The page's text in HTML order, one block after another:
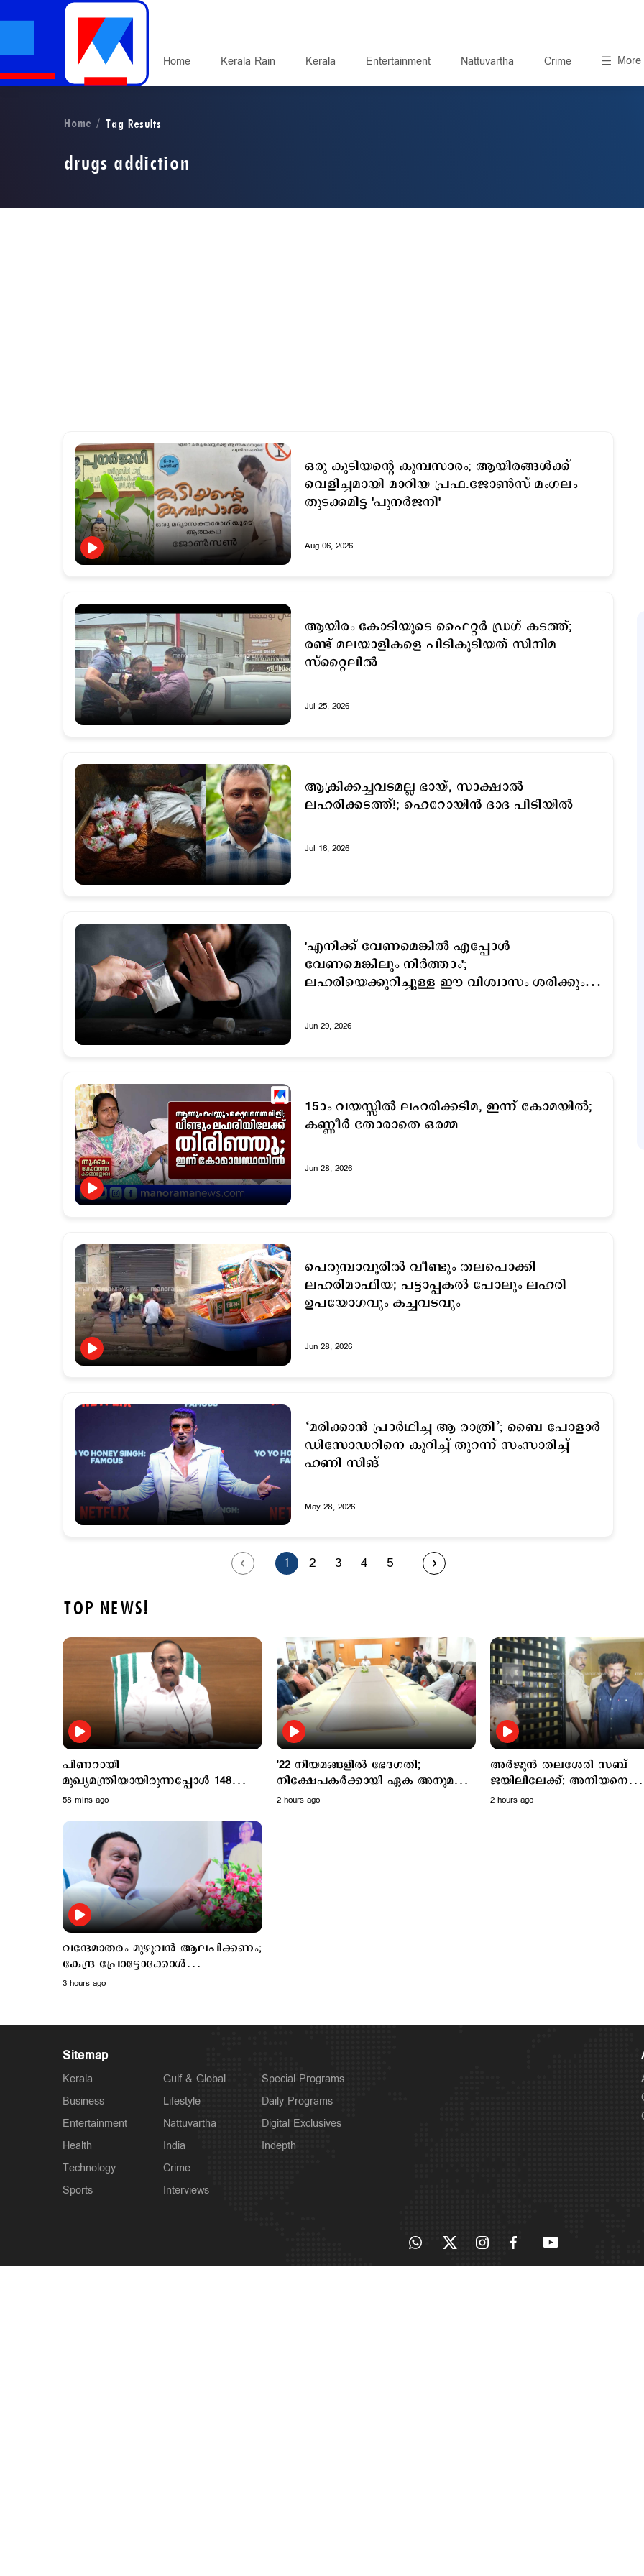
Home Kerala Rain Kerala Entertainment Nattuvartha Crime More
Home Tag Results
drugs addiction
ഒരു കുടിയന്‍റെ കുമ്പസാരം; ആയിരങ്ങള്‍ക്ക്
വെളിച്ചമായി മാറിയ പ്രഫ.ജോൺസ് മംഗലം
തുടക്കമിട്ട 'പുനര്‍ജനി'
Aug 06, 2026
ആയിരം കോടിയുടെ ഫൈറ്റർ ഡ്രഗ് കടത്ത്;
രണ്ട് മലയാളികളെ പിടികൂടിയത് സിനിമ
സ്റ്റൈലിൽ
Jul 25, 2026
ആക്രിക്കച്ചവടമല്ല ഭായ്, സാക്ഷാല്‍
ലഹരിക്കടത്ത്!; ഹെറോയിൻ ദാദ പിടിയില്‍
Jul 16, 2026
'എനിക്ക് വേണമെങ്കിൽ എപ്പോൾ
വേണമെങ്കിലും നിർത്താം';
ലഹരിയെക്കുറിച്ചുള്ള ഈ വിശ്വാസം ശരിക്കും
Jun 29, 2026
15ാം വയസ്സിൽ ലഹരിക്കടിമ, ഇന്ന് കോമയില്‍;
കണ്ണീര്‍ തോരാതെ ഒരമ്മ
Jun 28, 2026
പെരുമ്പാവൂരില്‍ വീണ്ടും തലപൊക്കി
ലഹരിമാഫിയ; പട്ടാപ്പകല്‍ പോലും ലഹരി
ഉപയോഗവും കച്ചവടവും
Jun 28, 2026
‘മരിക്കാന്‍ പ്രാര്‍ഥിച്ച ആ രാത്രി’; ബൈ പോളാര്‍
ഡിസോഡറിനെ കുറിച്ച് തുറന്ന് സംസാരിച്ച്
ഹണി സിങ്
May 28, 2026
1 2 3 4 5
TOP NEWS!
പിണറായി
മുഖ്യമന്ത്രിയായിരുന്നപ്പോൾ 148
പേരെ കടലിൽ കാണാതായി;
വി.ഡി
58 mins ago
'22 നിയമങ്ങളില്‍ ഭേദഗതി;
നിക്ഷേപകര്‍ക്കായി ഏക അനുമതി'
പ്രഖ്യാപനവുമായി മുഖ്യമന്ത്രി
2 hours ago
അര്‍ജുന്‍ തലശേരി സബ്
ജയിലിലേക്ക്; അനിയനെ
ജാമ്യത്തിലിറക്കാൻ
2 hours ago
വന്ദേമാതരം മുഴുവന്‍ ആലപിക്കണം;
കേന്ദ്ര പ്രോട്ടോക്കോള്‍
അനുസരിക്കില്ലെന്ന് കെ.മുരളീധരന്‍
3 hours ago
Sitemap
Kerala
Business
Entertainment
Health
Technology
Sports
Gulf & Global
Lifestyle
Nattuvartha
India
Crime
Interviews
Special Programs
Daily Programs
Digital Exclusives
Indepth